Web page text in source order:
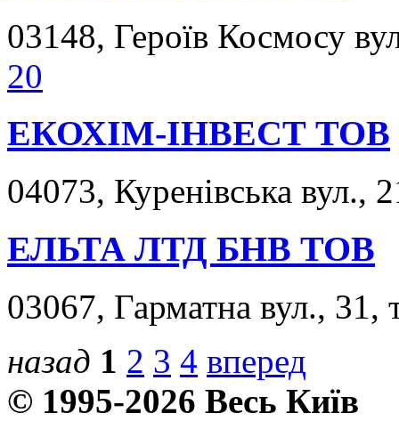
03148, Героїв Космосу
20
ЕКОХІМ-ІНВЕСТ ТОВ
04073, Куренівська вул.,
ЕЛЬТА ЛТД БНВ ТОВ
03067, Гарматна вул., 31,
назад 1 2 3 4 вперед
© 1995-2026 Весь Київ